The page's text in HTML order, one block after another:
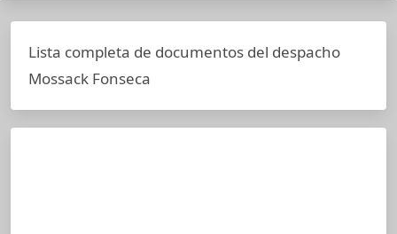
Lista completa de documentos del despacho
Mossack Fonseca